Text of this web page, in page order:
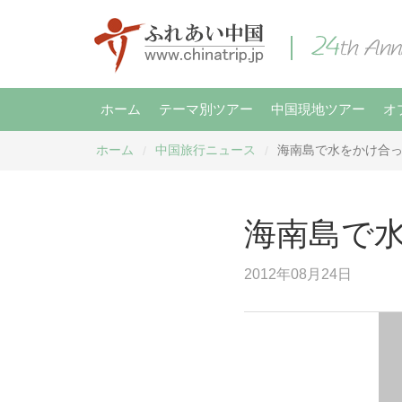
ホーム テーマ別ツアー 中国現地ツアー オ
ホーム 中国旅行ニュース 海南島で水をかけ合
海南島で
2012年08月24日